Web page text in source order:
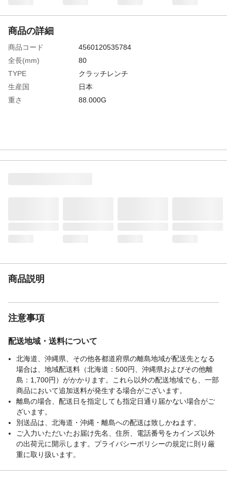
商品の詳細
商品コード
4560120535784
全長(mm)
80
TYPE
クラッチレンチ
生産国
日本
重さ
88.000G
商品説明
注意事項
配送地域・送料について
北海道、沖縄県、その他各都道府県の離島地域が配送先となる
場合は、地域配送料（北海道：500円、沖縄県およびその他離
島：1,700円）がかかります。これら以外の配送地域でも、一部
商品において追加送料が発生する場合がございます。
離島の場合、配送日を指定しても指定日通り届かない場合がご
ざいます。
別送品は、北海道・沖縄・離島への配送は致しかねます。
ご入力いただいたお届け先名、住所、電話番号をカインズ以外
の出荷元に開示します。プライバシーポリシーの規定に則り厳
重に取り扱います。